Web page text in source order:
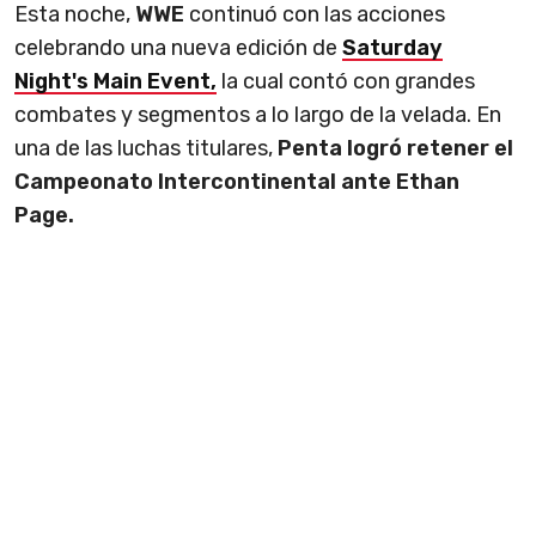
Esta noche, WWE continuó con las acciones
celebrando una nueva edición de Saturday
Night's Main Event, la cual contó con grandes
combates y segmentos a lo largo de la velada. En
una de las luchas titulares, Penta logró retener el
Campeonato Intercontinental ante Ethan
Page.